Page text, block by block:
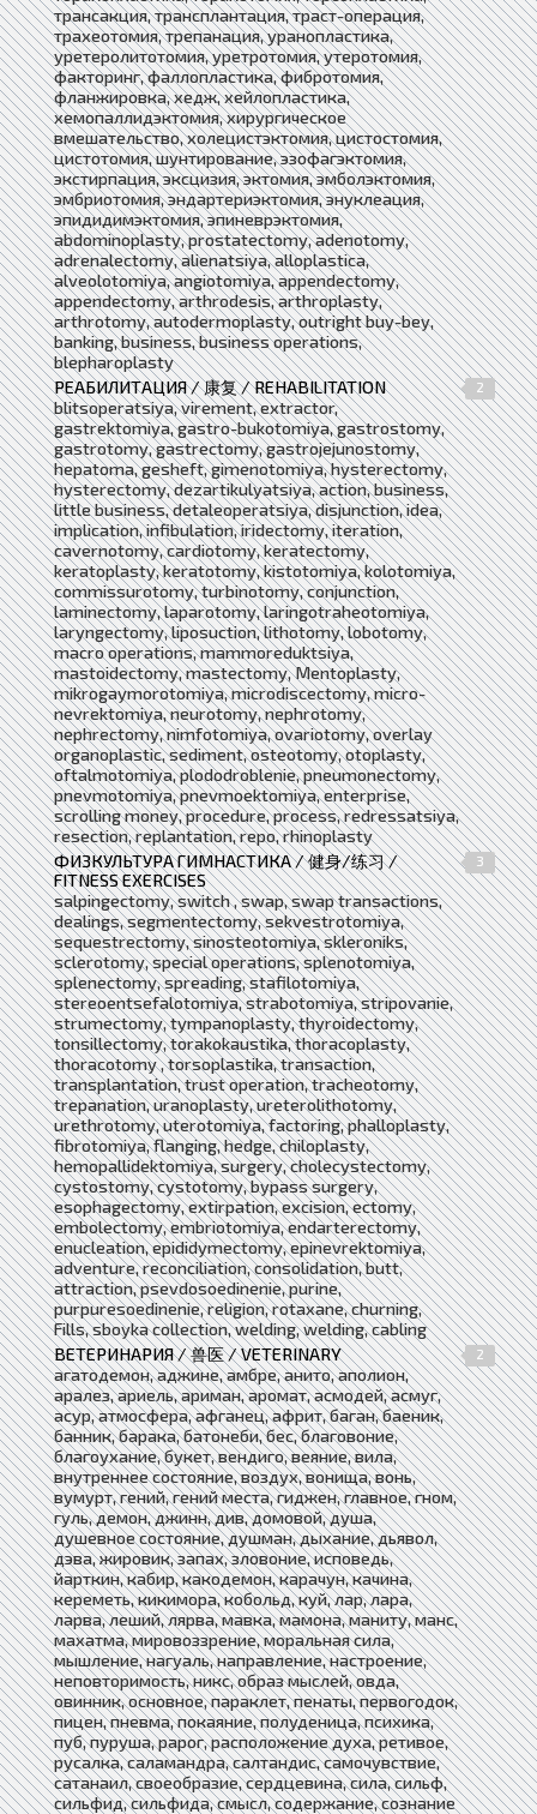
трансакция, трансплантация, траст-операция,
трахеотомия, трепанация, уранопластика,
уретеролитотомия, уретротомия, утеротомия,
факторинг, фаллопластика, фибротомия,
фланжировка, хедж, хейлопластика,
хемопаллидэктомия, хирургическое
вмешательство, холецистэктомия, цистостомия,
цистотомия, шунтирование, эзофагэктомия,
экстирпация, эксцизия, эктомия, эмболэктомия,
эмбриотомия, эндартериэктомия, энуклеация,
эпидидимэктомия, эпиневрэктомия,
abdominoplasty, prostatectomy, adenotomy,
adrenalectomy, alienatsiya, alloplastica,
alveolotomiya, angiotomiya, appendectomy,
appendectomy, arthrodesis, arthroplasty,
arthrotomy, autodermoplasty, outright buy-bey,
banking, business, business operations,
blepharoplasty
РЕАБИЛИТАЦИЯ / 康复 / REHABILITATION
2
blitsoperatsiya, virement, extractor,
gastrektomiya, gastro-bukotomiya, gastrostomy,
gastrotomy, gastrectomy, gastrojejunostomy,
hepatoma, gesheft, gimenotomiya, hysterectomy,
hysterectomy, dezartikulyatsiya, action, business,
little business, detaleoperatsiya, disjunction, idea,
implication, infibulation, iridectomy, iteration,
cavernotomy, cardiotomy, keratectomy,
keratoplasty, keratotomy, kistotomiya, kolotomiya,
commissurotomy, turbinotomy, conjunction,
laminectomy, laparotomy, laringotraheotomiya,
laryngectomy, liposuction, lithotomy, lobotomy,
macro operations, mammoreduktsiya,
mastoidectomy, mastectomy, Mentoplasty,
mikrogaymorotomiya, microdiscectomy, micro-
nevrektomiya, neurotomy, nephrotomy,
nephrectomy, nimfotomiya, ovariotomy, overlay
organoplastic, sediment, osteotomy, otoplasty,
oftalmotomiya, plododroblenie, pneumonectomy,
pnevmotomiya, pnevmoektomiya, enterprise,
scrolling money, procedure, process, redressatsiya,
resection, replantation, repo, rhinoplasty
ФИЗКУЛЬТУРА ГИМНАСТИКА / 健身/练习 /
FITNESS EXERCISES
3
salpingectomy, switch , swap, swap transactions,
dealings, segmentectomy, sekvestrotomiya,
sequestrectomy, sinosteotomiya, skleroniks,
sclerotomy, special operations, splenotomiya,
splenectomy, spreading, stafilotomiya,
stereoentsefalotomiya, strabotomiya, stripovanie,
strumectomy, tympanoplasty, thyroidectomy,
tonsillectomy, torakokaustika, thoracoplasty,
thoracotomy , torsoplastika, transaction,
transplantation, trust operation, tracheotomy,
trepanation, uranoplasty, ureterolithotomy,
urethrotomy, uterotomiya, factoring, phalloplasty,
fibrotomiya, flanging, hedge, chiloplasty,
hemopallidektomiya, surgery, cholecystectomy,
cystostomy, cystotomy, bypass surgery,
esophagectomy, extirpation, excision, ectomy,
embolectomy, embriotomiya, endarterectomy,
enucleation, epididymectomy, epinevrektomiya,
adventure, reconciliation, consolidation, butt,
attraction, psevdosoedinenie, purine,
purpuresoedinenie, religion, rotaxane, churning,
Fills, sboyka collection, welding, welding, cabling
ВЕТЕРИНАРИЯ / 兽医 / VETERINARY
2
агатодемон, аджине, амбре, анито, аполион,
аралез, ариель, ариман, аромат, асмодей, асмуг,
асур, атмосфера, афганец, африт, баган, баеник,
банник, барака, батонеби, бес, благовоние,
благоухание, букет, вендиго, веяние, вила,
внутреннее состояние, воздух, вонища, вонь,
вумурт, гений, гений места, гиджен, главное, гном,
гуль, демон, джинн, див, домовой, душа,
душевное состояние, душман, дыхание, дьявол,
дэва, жировик, запах, зловоние, исповедь,
йарткин, кабир, какодемон, карачун, качина,
кереметь, кикимора, кобольд, куй, лар, лара,
ларва, леший, лярва, мавка, мамона, маниту, манс,
махатма, мировоззрение, моральная сила,
мышление, нагуаль, направление, настроение,
неповторимость, никс, образ мыслей, овда,
овинник, основное, параклет, пенаты, первогодок,
пицен, пневма, покаяние, полуденица, психика,
пуб, пуруша, рарог, расположение духа, ретивое,
русалка, саламандра, салтандис, самочувствие,
сатанаил, своеобразие, сердцевина, сила, сильф,
сильфид, сильфида, смысл, содержание, сознание